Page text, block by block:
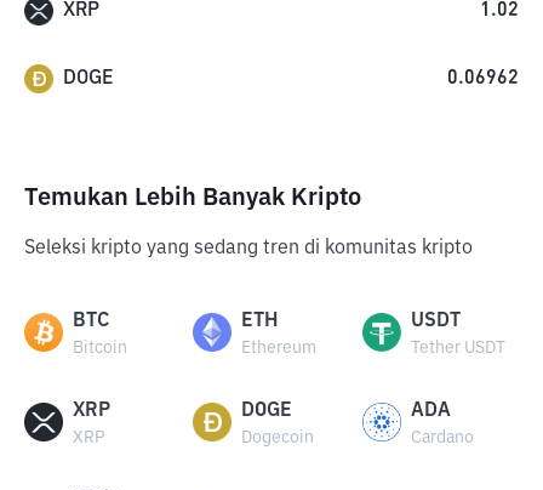
XRP 1.02
DOGE 0.06962
Temukan Lebih Banyak Kripto
Seleksi kripto yang sedang tren di komunitas kripto
BTC
Bitcoin
ETH
Ethereum
USDT
Tether USDT
XRP
XRP
DOGE
Dogecoin
ADA
Cardano